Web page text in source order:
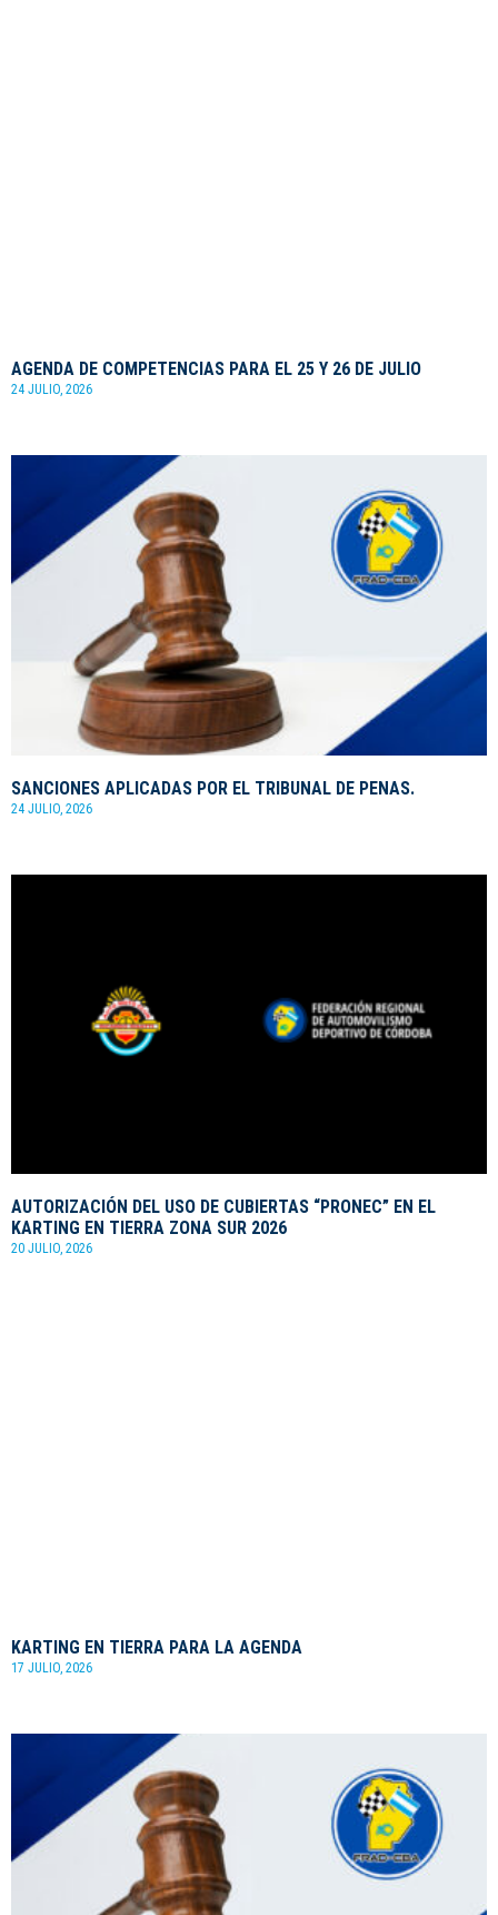
AGENDA DE COMPETENCIAS PARA EL 25 Y 26 DE JULIO
24 JULIO, 2026
SANCIONES APLICADAS POR EL TRIBUNAL DE PENAS.
24 JULIO, 2026
AUTORIZACIÓN DEL USO DE CUBIERTAS “PRONEC” EN EL
KARTING EN TIERRA ZONA SUR 2026
20 JULIO, 2026
KARTING EN TIERRA PARA LA AGENDA
17 JULIO, 2026